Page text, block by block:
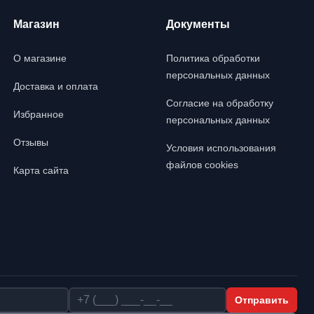
Магазин
О магазине
Доставка и оплата
Избранное
Отзывы
Карта сайта
Документы
Политика обработки
персональных данных
Согласие на обработку
персональных данных
Условия использования
файлов cookies
Телефон Отправить